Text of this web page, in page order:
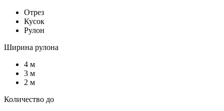
Отрез
Кусок
Рулон
Ширина рулона
4 м
3 м
2 м
Количество до